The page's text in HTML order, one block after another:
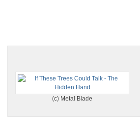
(c) Metal Blade